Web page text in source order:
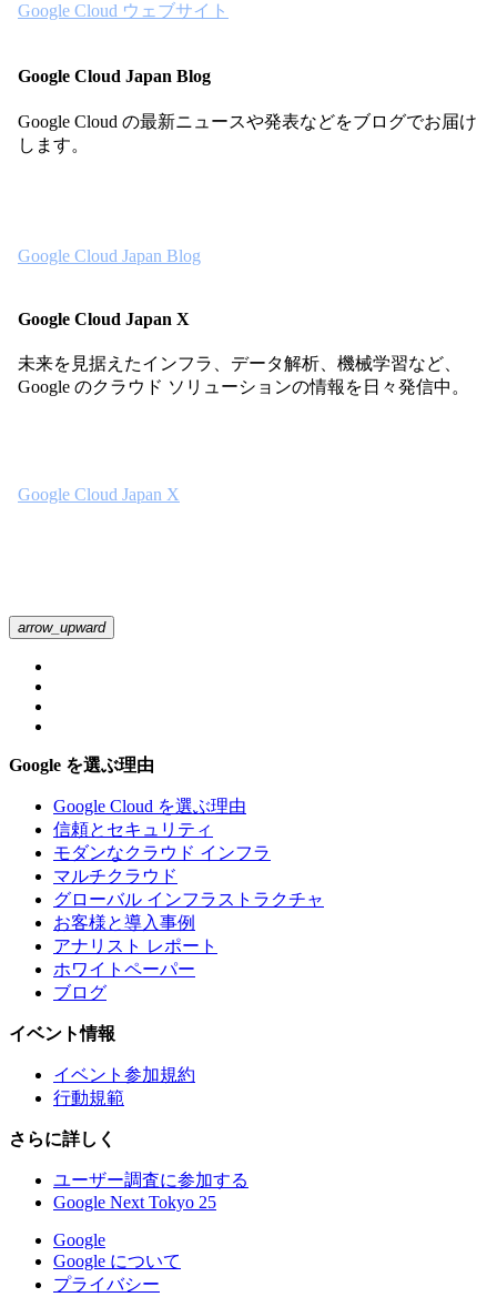
Google Cloud ウェブサイト
Google Cloud Japan Blog
Google Cloud の最新ニュースや発表などをブログでお届け
します。
Google Cloud Japan Blog
Google Cloud Japan X
未来を見据えたインフラ、データ解析、機械学習など、
Google のクラウド ソリューションの情報を日々発信中。
Google Cloud Japan X
arrow_upward
Google を選ぶ理由
Google Cloud を選ぶ理由
信頼とセキュリティ
モダンなクラウド インフラ
マルチクラウド
グローバル インフラストラクチャ
お客様と導入事例
アナリスト レポート
ホワイトペーパー
ブログ
イベント情報
イベント参加規約
行動規範
さらに詳しく
ユーザー調査に参加する
Google Next Tokyo 25
Google
Google について
プライバシー